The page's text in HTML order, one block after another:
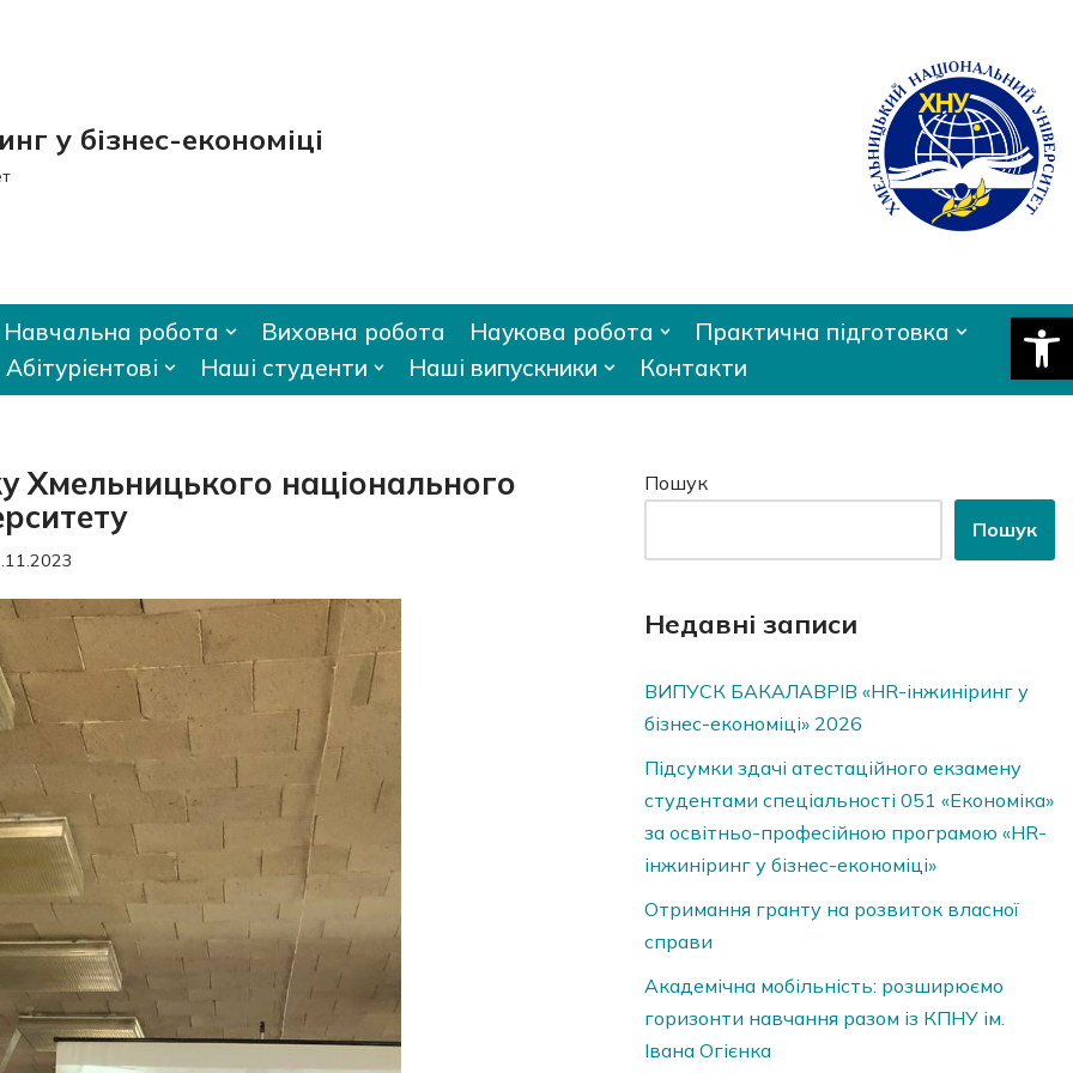
у бізнес-економіці
Навчальна робота Виховна робота Наукова робота
Практична підготовка
Абітурієнтові
Наші студенти Наші випускники Контакти
Хмельницького національного
Пошук
Пошук
Недавні записи
ВИПУСК БАКАЛАВРІВ «HR-інжиніринг у
бізнес-економіці» 2026
Підсумки здачі атестаційного екзамену
студентами спеціальності 051 «Економіка»
за освітньо-професійною програмою «HR-
інжиніринг у бізнес-економіці»
Отримання гранту на розвиток власної
справи
Академічна мобільність: розширюємо
горизонти навчання разом із КПНУ ім.
Івана Огієнка